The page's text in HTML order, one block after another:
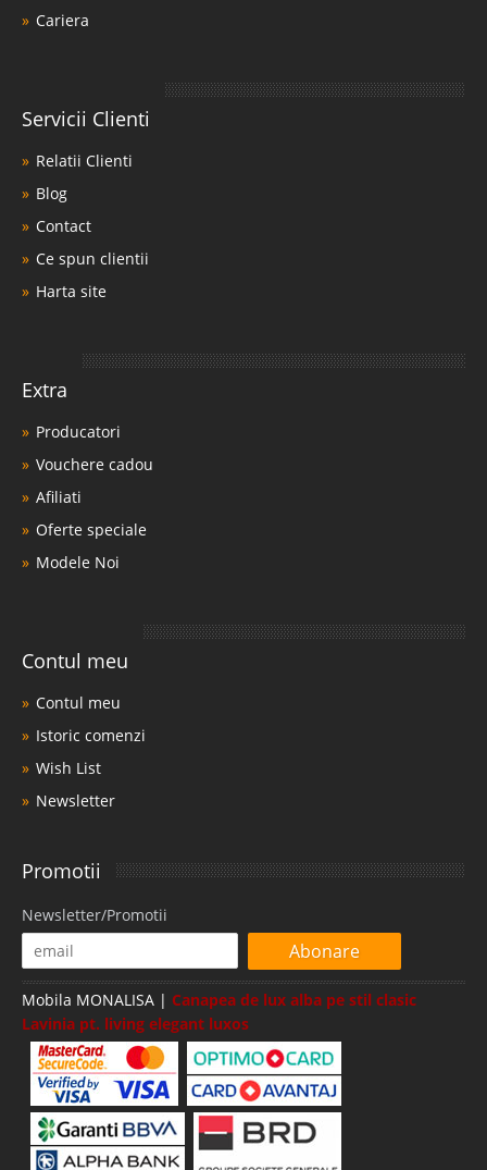
Cariera
Servicii Clienti
Relatii Clienti
Blog
Contact
Ce spun clientii
Harta site
Extra
Producatori
Vouchere cadou
Afiliati
Oferte speciale
Modele Noi
Contul meu
Contul meu
Istoric comenzi
Wish List
Newsletter
Promotii
Newsletter/Promotii
Abonare
Mobila MONALISA | Canapea de lux alba pe stil clasic
Lavinia pt. living elegant luxos